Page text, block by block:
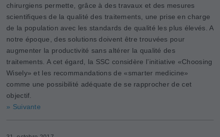
chirurgiens permette, grâce à des travaux et des mesures
scientifiques de la qualité des traitements, une prise en charge
de la population avec les standards de qualité les plus élevés. A
notre époque, des solutions doivent être trouvées pour
augmenter la productivité sans altérer la qualité des
traitements. A cet égard, la SSC considère l’initiative «Choosing
­Wisely» et les recommandations de «smarter medicine»
comme une possibilité adéquate de se rapprocher de cet
objectif.
» Suivante